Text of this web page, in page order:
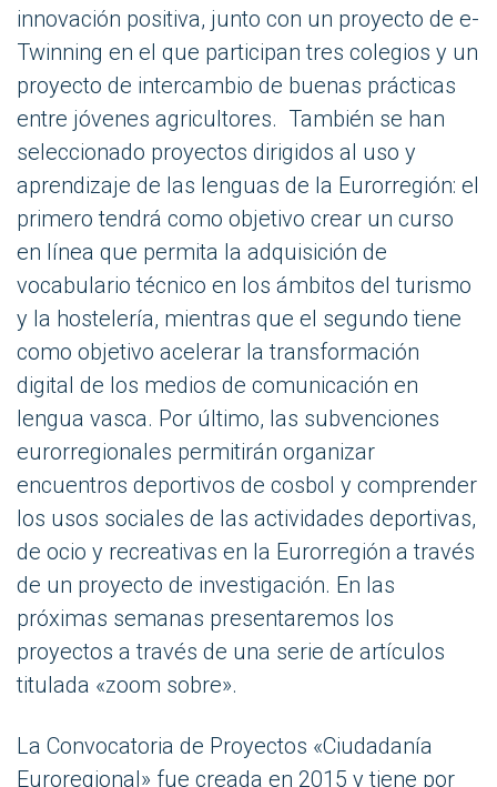
innovación positiva, junto con un proyecto de e-
Twinning en el que participan tres colegios y un
proyecto de intercambio de buenas prácticas
entre jóvenes agricultores. También se han
seleccionado proyectos dirigidos al uso y
aprendizaje de las lenguas de la Eurorregión: el
primero tendrá como objetivo crear un curso
en línea que permita la adquisición de
vocabulario técnico en los ámbitos del turismo
y la hostelería, mientras que el segundo tiene
como objetivo acelerar la transformación
digital de los medios de comunicación en
lengua vasca. Por último, las subvenciones
eurorregionales permitirán organizar
encuentros deportivos de cosbol y comprender
los usos sociales de las actividades deportivas,
de ocio y recreativas en la Eurorregión a través
de un proyecto de investigación. En las
próximas semanas presentaremos los
proyectos a través de una serie de artículos
titulada «zoom sobre».
La Convocatoria de Proyectos «Ciudadanía
Euroregional» fue creada en 2015 y tiene por